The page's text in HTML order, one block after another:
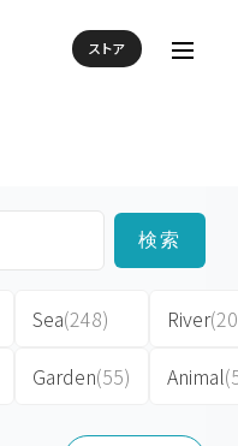
ストア
検索
Sea(248)
Garden(55)
River
Animal